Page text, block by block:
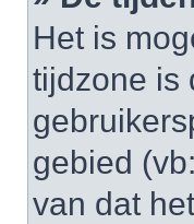
Het is
tijdzone is
gebied
van dat